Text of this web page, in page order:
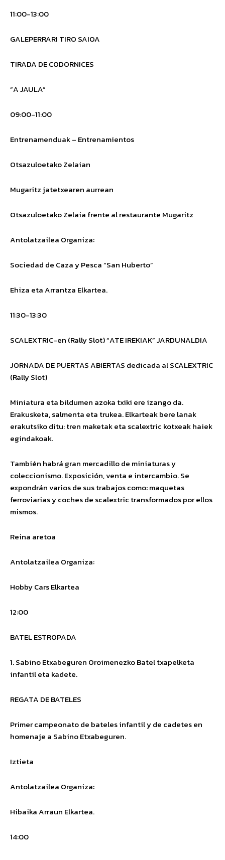
11:00-13:00
GALEPERRARI TIRO SAIOA
TIRADA DE CODORNICES
“A JAULA”
09:00-11:00
Entrenamenduak – Entrenamientos
Otsazuloetako Zelaian
Mugaritz jatetxearen aurrean
Otsazuloetako Zelaia frente al restaurante Mugaritz
Antolatzailea Organiza:
Sociedad de Caza y Pesca“San Huberto”
Ehiza eta Arrantza Elkartea.
11:30-13:30
SCALEXTRIC-en (Rally Slot) “ATE IREKIAK” JARDUNALDIA
JORNADA DE PUERTAS ABIERTAS dedicada al SCALEXTRIC
(Rally Slot)
Miniatura eta bildumen azoka txiki ere izango da.
Erakusketa, salmenta eta trukea. Elkarteak bere lanak
erakutsiko ditu: tren maketak eta scalextric kotxeak haiek
egindakoak.
También habrá gran mercadillo de miniaturas y
coleccionismo. Exposición, venta e intercambio. Se
expondrán varios de sus trabajos como: maquetas
ferroviarias y coches de scalextric transformados por ellos
mismos.
Reina aretoa
Antolatzailea Organiza:
Hobby Cars Elkartea
12:00
BATEL ESTROPADA
1. Sabino Etxabeguren Oroimenezko Batel txapelketa
infantil eta kadete.
REGATA DE BATELES
Primer campeonato de bateles infantil y de cadetes en
homenaje a Sabino Etxabeguren.
Iztieta
Antolatzailea Organiza:
Hibaika Arraun Elkartea.
14:00